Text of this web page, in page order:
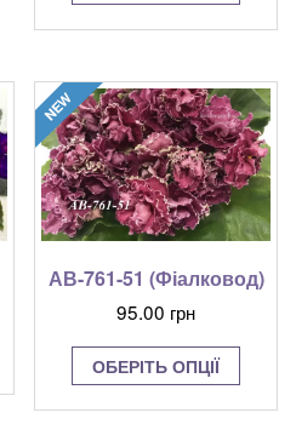
до
кілька
можна
на
товару
АВ-761-51 (Фіалковод)
95.00 грн
ОБЕРІТЬ ОПЦІЇ
Цей
має
кілька